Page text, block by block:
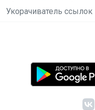
Укорачиватель ссылок